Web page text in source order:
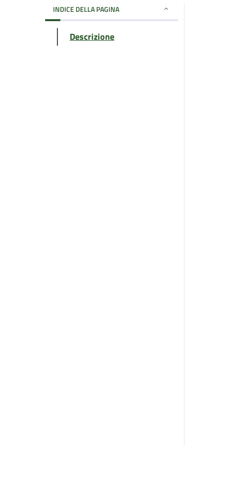
INDICE DELLA PAGINA
Descrizione